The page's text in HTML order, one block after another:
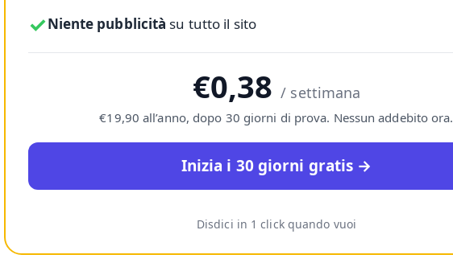
✓Niente pubblicità su tutto il sito
€0,38/ settimana
€19,90 all’anno, dopo 30 giorni di prova. Nessun addebito ora.
Inizia i 30 giorni gratis →
Disdici in 1 click quando vuoi